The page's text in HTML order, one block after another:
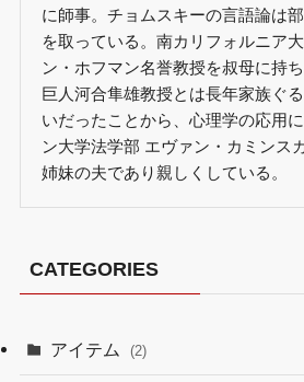
に師事。チョムスキーの言語論は
を取っている。南カリフォルニア
ン・ホフマン名誉教授を叔母に持
巨人河合隼雄教授とは長年家族ぐ
いだったことから、心理学の応用
ン大学法学部 エヴァン・カミンス
姉妹の夫であり親しくしている。
CATEGORIES
アイテム (2)